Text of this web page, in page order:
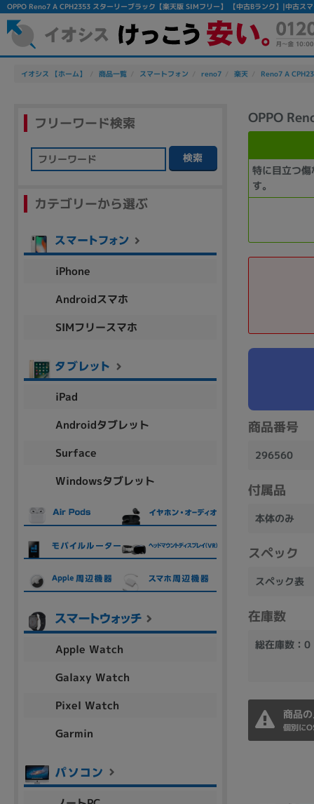
OPPO Reno7 A CPH2353 スターリーブラック【楽天版 SIMフリー】 【中古Bランク】|中古スマ
イオシス 【ホーム】 商品一覧 スマートフォン reno7 楽天 Reno7 A
OPPO
特に目立つ
す。
商品番号
296560
付属品
本体のみ
スペック
スペック表
在庫数
総在庫数：0
商品
個別に
フリーワード検索
検索
カテゴリーから選ぶ
iPhone
Androidスマホ
SIMフリースマホ
iPad
Androidタブレット
Surface
Windowsタブレット
Apple Watch
Galaxy Watch
Pixel Watch
Garmin
除外ワード
人気の検索ワード：Let's note EliteBook
商品シリーズ名・ブランド名の絞り込み。
Thinkpad
aspire Inspiron
商品の搭載機能による絞り込み
Webカメラ内蔵
ランク
商品状態の絞り込み
新品/未使用 中古 新品 Aランク
容量